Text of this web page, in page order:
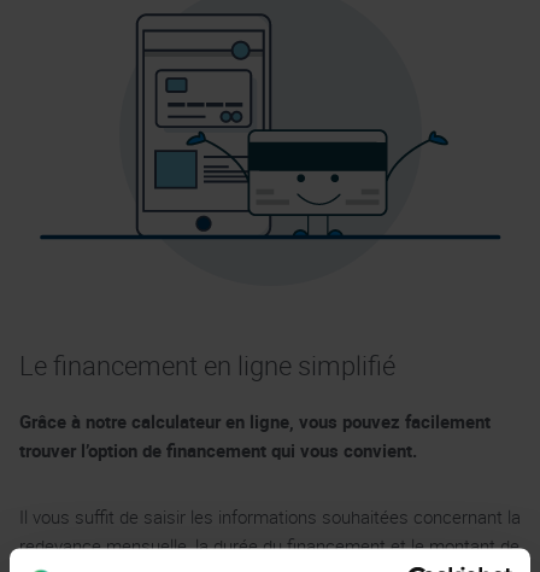
Le financement en ligne simplifié
Grâce à notre calculateur en ligne, vous pouvez facilement
trouver l’option de financement qui vous convient.
Il vous suffit de saisir les informations souhaitées concernant la
redevance mensuelle, la durée du financement et le montant de